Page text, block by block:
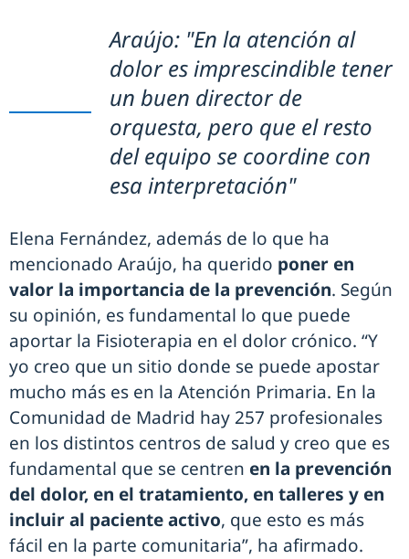
Araújo: "En la atención al
dolor es imprescindible tener
un buen director de
orquesta, pero que el resto
del equipo se coordine con
esa interpretación"
Elena Fernández, además de lo que ha
mencionado Araújo, ha querido poner en
valor la importancia de la prevención. Según
su opinión, es fundamental lo que puede
aportar la Fisioterapia en el dolor crónico. “Y
yo creo que un sitio donde se puede apostar
mucho más es en la Atención Primaria. En la
Comunidad de Madrid hay 257 profesionales
en los distintos centros de salud y creo que es
fundamental que se centren en la prevención
del dolor, en el tratamiento, en talleres y en
incluir al paciente activo, que esto es más
fácil en la parte comunitaria”, ha afirmado.